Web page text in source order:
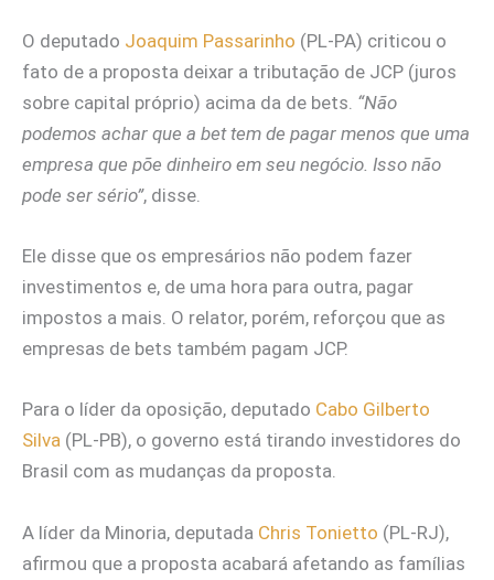
O deputado Joaquim Passarinho (PL-PA) criticou o
fato de a proposta deixar a tributação de JCP (juros
sobre capital próprio) acima da de bets. “Não
podemos achar que a bet tem de pagar menos que uma
empresa que põe dinheiro em seu negócio. Isso não
pode ser sério”, disse.
Ele disse que os empresários não podem fazer
investimentos e, de uma hora para outra, pagar
impostos a mais. O relator, porém, reforçou que as
empresas de bets também pagam JCP.
Para o líder da oposição, deputado Cabo Gilberto
Silva (PL-PB), o governo está tirando investidores do
Brasil com as mudanças da proposta.
A líder da Minoria, deputada Chris Tonietto (PL-RJ),
afirmou que a proposta acabará afetando as famílias